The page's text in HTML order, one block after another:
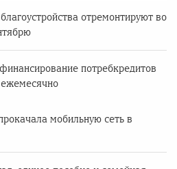
отремонтируют во
потребкредитов
ежемесячно
мобильную сеть в